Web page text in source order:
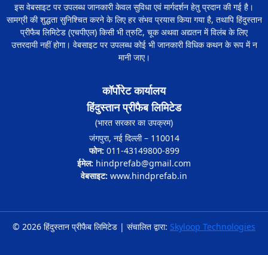
इस वेबसाइट पर उपलब्ध जानकारी केवल सुविधा एवं मार्गदर्शन हेतु प्रदान की गई है।
सामग्री की शुद्धता सुनिश्चित करने के लिए हर संभव प्रयास किया गया है, तथापि हिंदुस्तान
प्रीफैब लिमिटेड (एचपीएल) किसी भी त्रुटि, चूक अथवा अद्यतन में विलंब के लिए
उत्तरदायी नहीं होगा। वेबसाइट पर उपलब्ध कोई भी जानकारी विधिक कथन के रूप में न
मानी जाए।
कॉर्पोरेट कार्यालय
हिंदुस्तान प्रीफैब लिमिटेड
(भारत सरकार का उपक्रम)
जंगपुरा, नई दिल्ली – 110014
फोन: 011-43149800-899
ईमेल: hindprefab@gmail.com
वेबसाइट: www.hindprefab.in
© 2026 हिंदुस्तान प्रीफैब लिमिटेड | संचालित द्वारा: Skyloop Technologies